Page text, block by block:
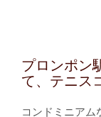
プロンポン
て、テニス
コンドミニアム